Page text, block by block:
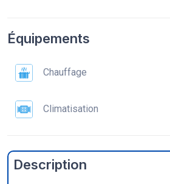
Équipements
Chauffage
Climatisation
Description